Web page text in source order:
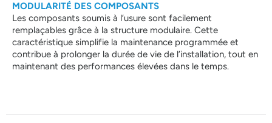
MODULARITÉ DES COMPOSANTS
Les composants soumis à l’usure sont facilement
remplaçables grâce à la structure modulaire. Cette
caractéristique simplifie la maintenance programmée et
contribue à prolonger la durée de vie de l’installation, tout en
maintenant des performances élevées dans le temps.